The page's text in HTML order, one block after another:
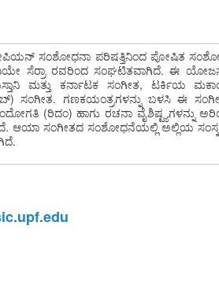
ಸಂಶೋಧನಾ ಪರಿಷತ್ತಿನಿಂದ ಪೋಷಿತ
ಸೆರ್ರಾ ರವರಿಂದ ಸಂಘಟಿತವಾಗಿದೆ. ಈ
ಮತ್ತು ಕರ್ನಾಟಕ ಸಂಗೀತ, ಟರ್ಕಿಯ
ಗಣಕಯಂತ್ರಗಳನ್ನು ಬಳಸಿ ಈ ಸಂಗೀತ
(ರಿದಂ) ಹಾಗು ರಚನಾ ವೈಶಿಷ್ಟ್ಯಗಳನ್ನು
ಆಯಾ ಸಂಗೀತದ ಸಂಶೋಧನೆಯಲ್ಲಿ ಅಲ್ಲಿಯ